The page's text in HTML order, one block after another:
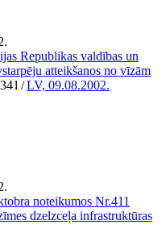
Republikas valdības un
atteikšanos no vīzām
/LV, 09.08.2002.
noteikumos Nr.411
dzelzceļa infrastruktūras